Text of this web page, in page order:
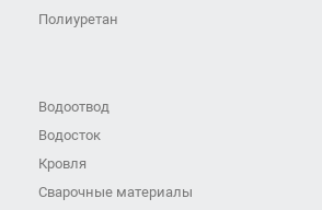
Полиуретан
Водоотвод
Водосток
Кровля
Сварочные материалы